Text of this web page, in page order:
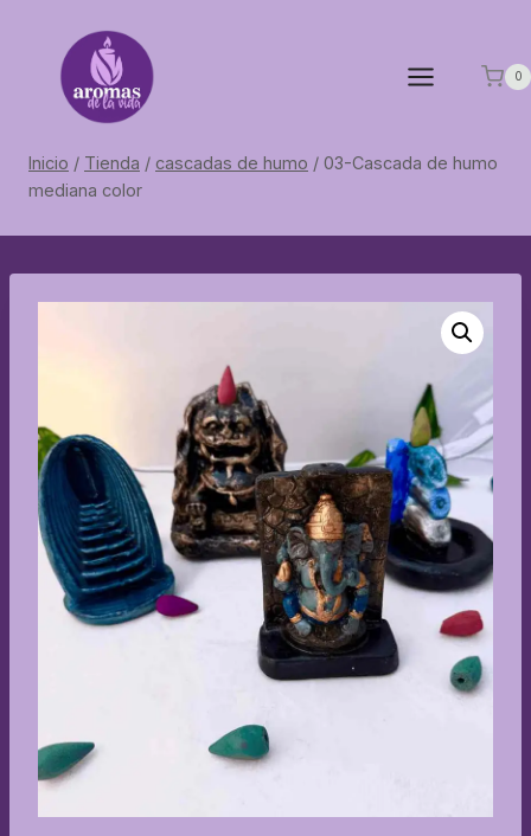
contenido
0
Inicio / Tienda / cascadas de humo / 03-Cascada de humo
mediana color